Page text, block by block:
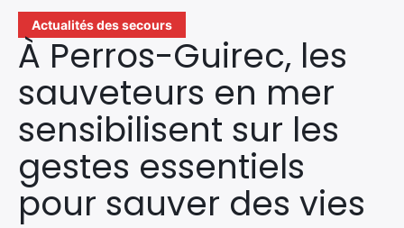
Actualités des secours
À Perros-Guirec, les
sauveteurs en mer
sensibilisent sur les
gestes essentiels
pour sauver des vies
Actualités des Secours
Santé & Bien-être
A propos de Nous
Contactez-nous
Politique de Confidentialité